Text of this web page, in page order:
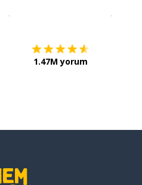
1.47M yorum